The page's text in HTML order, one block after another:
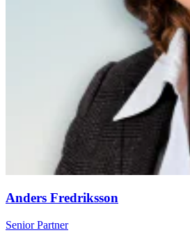
Anders Fredriksson
Senior Partner